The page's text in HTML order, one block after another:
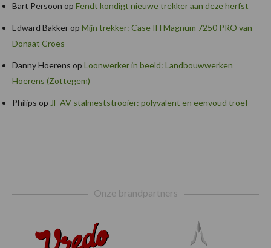
Bart Persoon op Fendt kondigt nieuwe trekker aan deze herfst
Edward Bakkerop Mijn trekker: Case IH Magnum 7250 PRO van
Donaat Croes
Danny Hoerens op Loonwerker in beeld: Landbouwwerken
Hoerens (Zottegem)
Philips op JF AV stalmeststrooier: polyvalent en eenvoud troef
Onze brandpartners